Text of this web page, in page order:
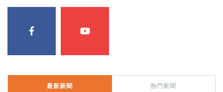
最新新聞 熱門新聞